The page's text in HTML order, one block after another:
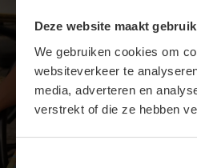
Deze website maakt
We gebruiken cookies om
websiteverkeer te
media, adverteren en
verstrekt of die ze hebben